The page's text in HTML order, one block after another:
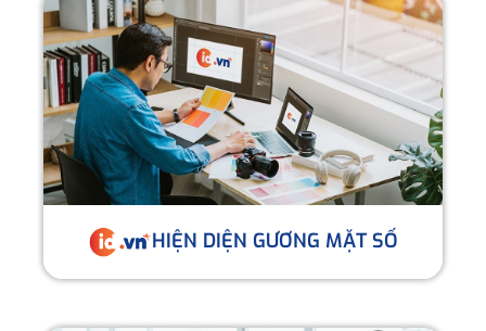
HIỆN DIỆN GƯƠNG MẶT SỐ